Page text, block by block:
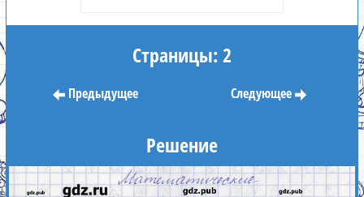
Страницы: 2
Предыдущее Следующее
Решение